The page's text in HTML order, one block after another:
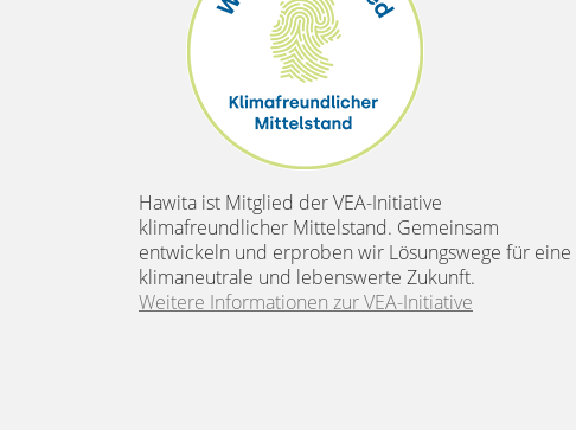
Hawita ist Mitglied der VEA-Initiative
klimafreundlicher Mittelstand. Gemeinsam
entwickeln und erproben wir Lösungswege für eine
klimaneutrale und lebenswerte Zukunft.
Weitere Informationen zur VEA-Initiative